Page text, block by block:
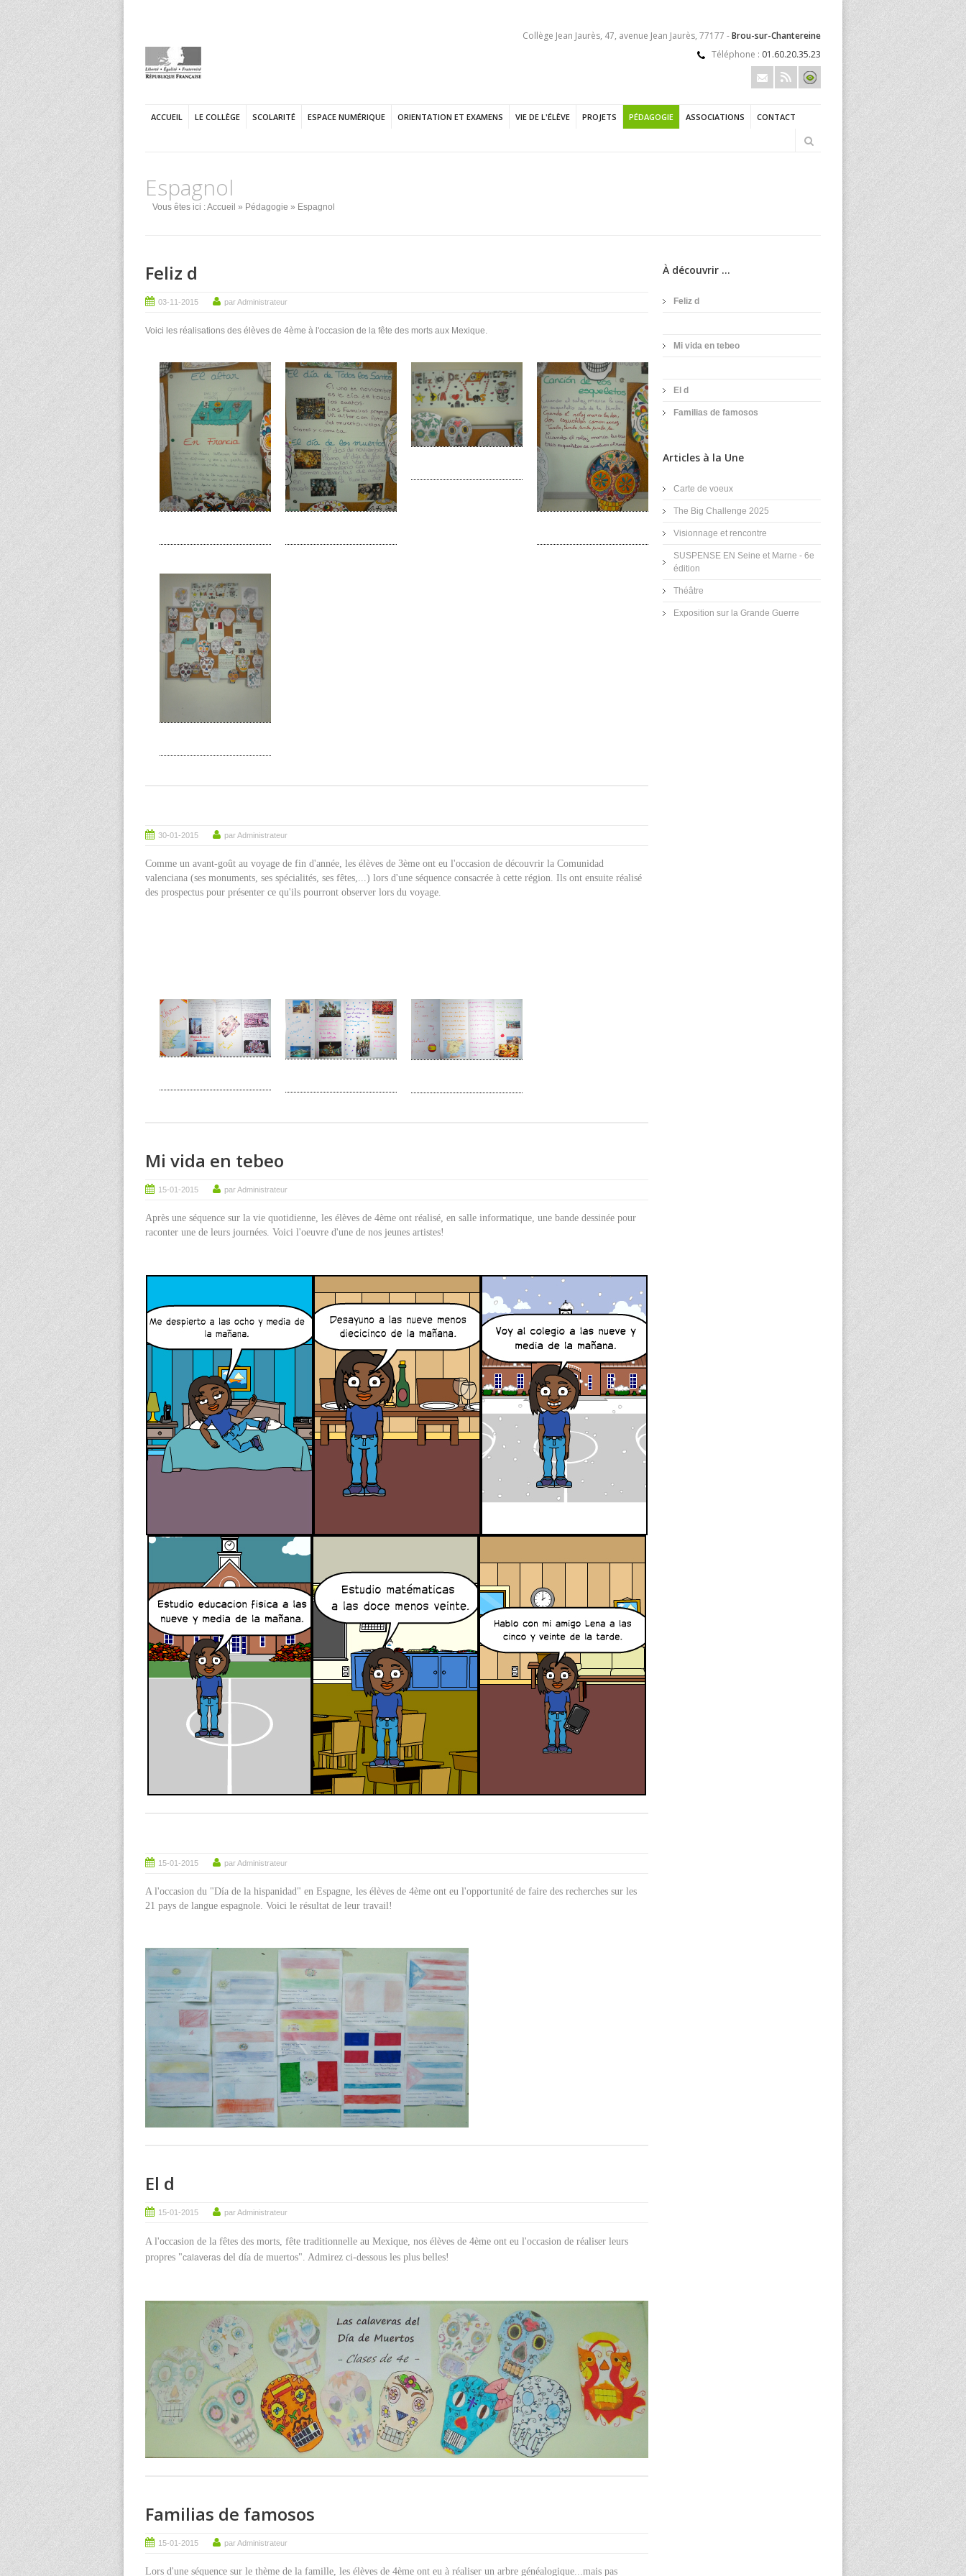
Collège Jean Jaurès, 47, avenue Jean Jaurès, 77177 -Brou-sur-Chantereine
Téléphone : 01.60.20.35.23
ACCUEIL LE COLLÈGE SCOLARITÉ ESPACE NUMÉRIQUE ORIENTATION ET EXAMENS VIE DE L'ÉLÈVE PROJETS PÉDAGOGIE ASSOCIATIONS CONTACT
Espagnol
Vous êtes ici :Accueil » Pédagogie » Espagnol
Feliz d
03-11-2015 par Administrateur
Voici les réalisations des élèves de 4ème à l'occasion de la fête des morts aux Mexique.
30-01-2015 par Administrateur
Comme un avant-goût au voyage de fin d'année, les élèves de 3ème ont eu l'occasion de découvrir la Comunidad
valenciana (ses monuments, ses spécialités, ses fêtes,...) lors d'une séquence consacrée à cette région. Ils ont ensuite réalisé
des prospectus pour présenter ce qu'ils pourront observer lors du voyage.
Mi vida en tebeo
15-01-2015 par Administrateur
Après une séquence sur la vie quotidienne, les élèves de 4ème ont réalisé, en salle informatique, une bande dessinée pour
raconter une de leurs journées. Voici l'oeuvre d'une de nos jeunes artistes!
15-01-2015 par Administrateur
A l'occasion du "Día de la hispanidad" en Espagne, les élèves de 4ème ont eu l'opportunité de faire des recherches sur les
21 pays de langue espagnole. Voici le résultat de leur travail!
El d
15-01-2015 par Administrateur
A l'occasion de la fêtes des morts, fête traditionnelle au Mexique, nos élèves de 4ème ont eu l'occasion de réaliser leurs
propres "calaveras del día de muertos". Admirez ci-dessous les plus belles!
Familias de famosos
15-01-2015 par Administrateur
Lors d'une séquence sur le thème de la famille, les élèves de 4ème ont eu à réaliser un arbre généalogique...mais pas
À découvrir ...
Feliz d
Mi vida en tebeo
El d
Familias de famosos
Articles à la Une
Carte de voeux
The Big Challenge 2025
Visionnage et rencontre
SUSPENSE EN Seine et Marne - 6e
édition
Théâtre
Exposition sur la Grande Guerre